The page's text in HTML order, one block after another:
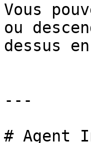
Vous
ou
dessus
---
# Agent